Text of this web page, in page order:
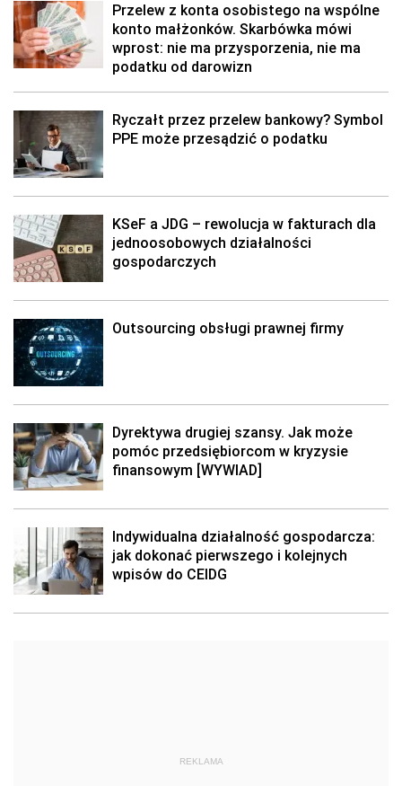
Przelew z konta osobistego na wspólne
konto małżonków. Skarbówka mówi
wprost: nie ma przysporzenia, nie ma
podatku od darowizn
Ryczałt przez przelew bankowy? Symbol
PPE może przesądzić o podatku
KSeF a JDG – rewolucja w fakturach dla
jednoosobowych działalności
gospodarczych
Outsourcing obsługi prawnej firmy
Dyrektywa drugiej szansy. Jak może
pomóc przedsiębiorcom w kryzysie
finansowym [WYWIAD]
Indywidualna działalność gospodarcza:
jak dokonać pierwszego i kolejnych
wpisów do CEIDG
REKLAMA